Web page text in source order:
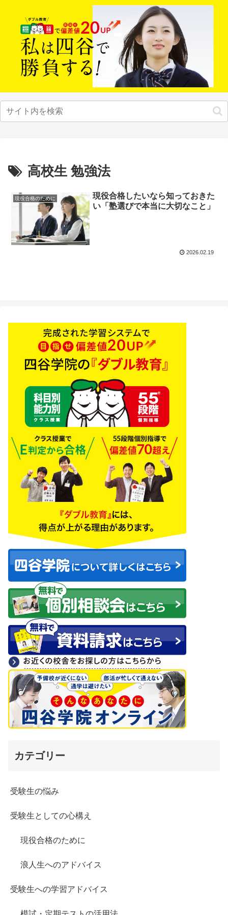
高校生 勉強法
現役合格のために
現役合格したいなら知っておきた
い「塾選びで本当に大切なこと」
2026.02.19
カテゴリー
受験生の悩み
受験生としての心構え
現役合格のために
浪人生へのアドバイス
受験生への学習アドバイス